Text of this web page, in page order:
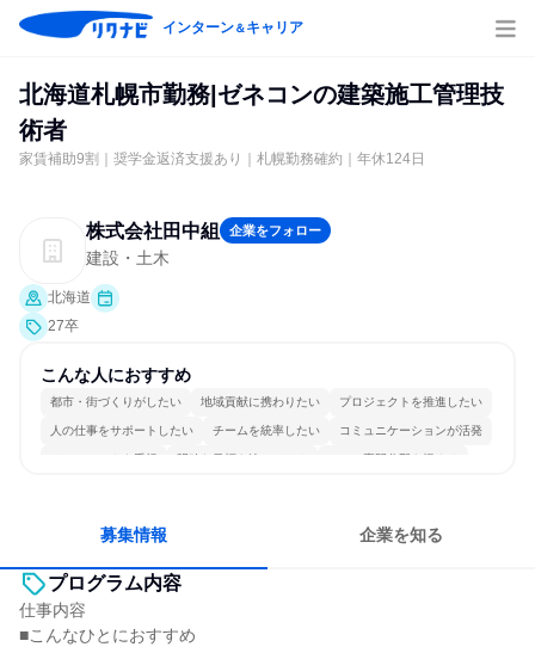
インターン＆キャリア
北海道札幌市勤務|ゼネコンの建築施工管理技
術者
家賃補助9割｜奨学金返済支援あり｜札幌勤務確約｜年休124日
株式会社田中組 企業をフォロー
建設・土木
北海道
27卒
こんな人におすすめ
都市・街づくりがしたい 地域貢献に携わりたい プロジェクトを推進したい
人の仕事をサポートしたい チームを統率したい コミュニケーションが活発
チームワークを重視 明確な目標を追いかける 一つの専門分野を極める
募集情報 企業を知る
プログラム内容
仕事内容
■こんなひとにおすすめ